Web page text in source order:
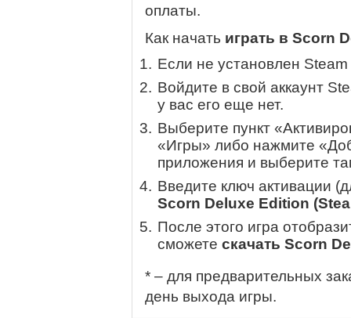
оплаты.
Как начать играть в Scorn
Если не установлен
Войдите в свой аккаунт
у вас его еще нет.
Выберите пункт
«Игры» либо нажмите
приложения и выберите
Введите ключ активации
Scorn Deluxe Edition
После этого игра
сможете скачать Scorn
* – для предварительных
день выхода игры.